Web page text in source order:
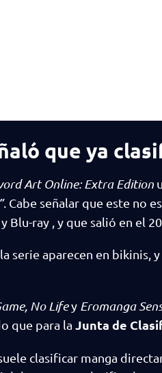
que ya
Art Online: Extra Edition
. Cabe señalar que este no
Blu-ray , y que salió en el
serie aparecen en bikinis,
No Lifey Eromanga
que para la Junta de
clasificar manga